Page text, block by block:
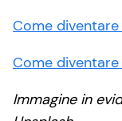
Come
Come
Immagine in